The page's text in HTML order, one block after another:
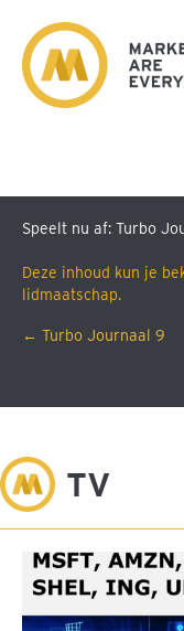
Speelt nu af: Turbo
Deze inhoud kun je
lidmaatschap.
Posts
← Turbo Journaal 9
M TV